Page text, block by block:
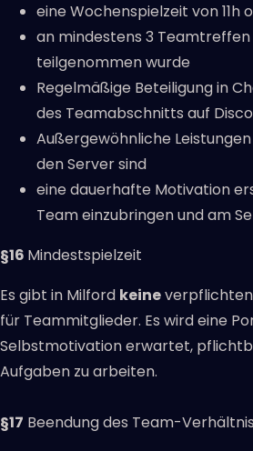
eine Wochenspielzeit von 11h
an mindestens 3
teilgenommen wurde
Regelmäßige Beteiligung in
des Teamabschnitts auf
Außergewöhnliche
den Server sind
eine dauerhafte Motivation
Team einzubringen und am
§16 Mindestspielzeit
Es gibt in Milford keine
für Teammitglieder. Es wird eine
Selbstmotivation erwartet,
Aufgaben zu arbeiten.
§17 Beendung des Team-